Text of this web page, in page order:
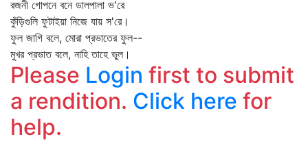
রজনী গোপনে বনে ডালপালা ভ'রে
কুঁড়িগুলি ফুটাইয়া নিজে যায় স'রে।
ফুল জাগি বলে, মোরা প্রভাতের ফুল--
মুখর প্রভাত বলে, নাহি তাহে ভুল।
Please Login first to submit
a rendition. Click here for
help.